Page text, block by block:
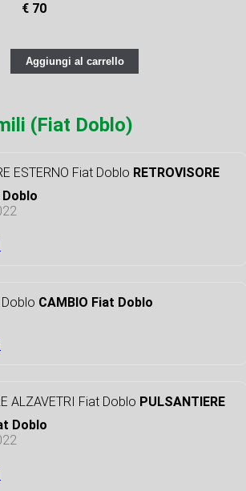
€ 70
Aggiungi al carrello
(Fiat Doblo)
RETROVISORE
Doblo
CAMBIO Fiat Doblo
PULSANTIERE
Doblo